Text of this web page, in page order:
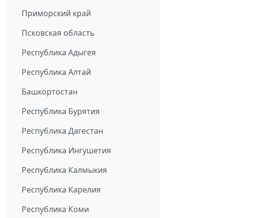
Приморский край
Псковская область
Республика Адыгея
Республика Алтай
Башкортостан
Республика Бурятия
Республика Дагестан
Республика Ингушетия
Республика Калмыкия
Республика Карелия
Республика Коми